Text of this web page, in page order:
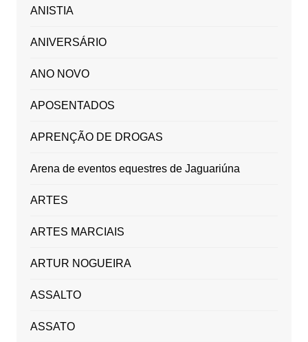
ANISTIA
ANIVERSÁRIO
ANO NOVO
APOSENTADOS
APRENÇÃO DE DROGAS
Arena de eventos equestres de Jaguariúna
ARTES
ARTES MARCIAIS
ARTUR NOGUEIRA
ASSALTO
ASSATO